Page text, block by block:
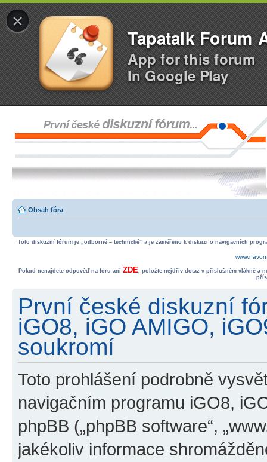
×
Tapatalk Forum
App for this forum
In Google Play
Obsah fóra
Toto diskuzní fórum je „odborně – technické“ a je zaměřeno k diskuzi o navigačních
Pokud nenajdete odpověď na fóru ani ZDE, položte nejdřív dotaz v příslušném vlákně a
První české diskuzní
iGO8, iGO AMIGO,
soukromí
Toto prohlášení podrobně
navigačním programu iGO8,
phpBB („phpBB software“,
jakékoliv informace